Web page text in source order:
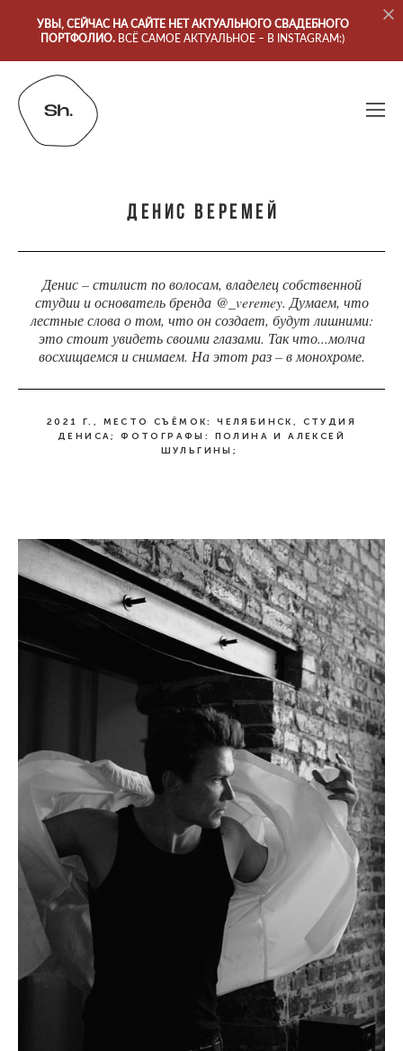
УВЫ, СЕЙЧАС НА САЙТЕ НЕТ АКТУАЛЬНОГО СВАДЕБНОГО
ПОРТФОЛИО. ВСЁ САМОЕ АКТУАЛЬНОЕ – В INSTAGRAM:)
Денис Веремей
Денис – стилист по волосам, владелец собственной
студии и основатель бренда @_veremey. Думаем, что
лестные слова о том, что он создает, будут лишними:
это стоит увидеть своими глазами. Так что...молча
восхищаемся и снимаем. На этот раз – в монохроме.
2021 Г., МЕСТО СЪЁМОК: ЧЕЛЯБИНСК, СТУДИЯ
ДЕНИСА; ФОТОГРАФЫ: ПОЛИНА И АЛЕКСЕЙ
ШУЛЬГИНЫ;